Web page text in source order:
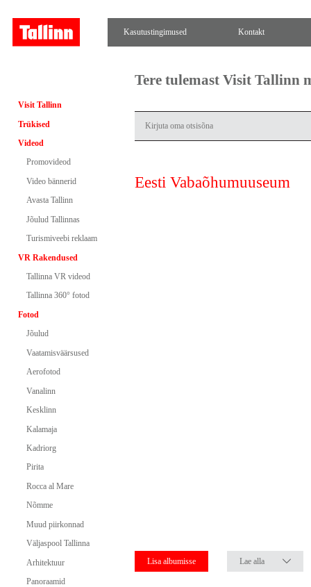
Kasutustingimused Kontakt
Visit Tallinn
Trükised
Videod
Promovideod
Video bännerid
Avasta Tallinn
Jõulud Tallinnas
Turismiveebi reklaam
VR Rakendused
Tallinna VR videod
Tallinna 360° fotod
Fotod
Jõulud
Vaatamisväärsused
Aerofotod
Vanalinn
Kesklinn
Kalamaja
Kadriorg
Pirita
Rocca al Mare
Nõmme
Muud piirkonnad
Väljaspool Tallinna
Arhitektuur
Panoraamid
Tere tulemast Visit Tallinn
Eesti Vabaõhumuuseum
Lisa albumisse Lae alla